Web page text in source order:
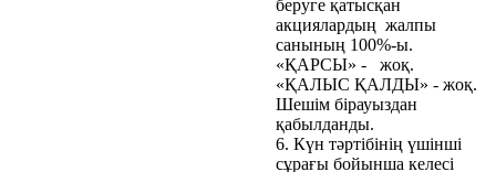
беруге қатысқан
акциялардың жалпы
санының 100%-ы.
«ҚАРСЫ» - жоқ.
«ҚАЛЫС ҚАЛДЫ» - жоқ.
Шешім бірауыздан
қабылданды.
6. Күн тәртібінің үшінші
сұрағы бойынша келесі